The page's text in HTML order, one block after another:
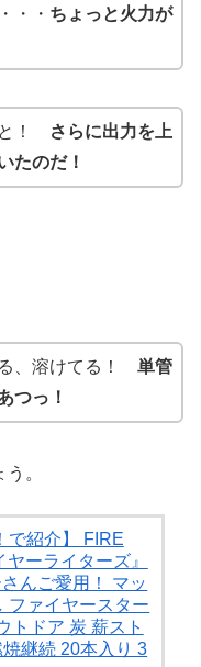
・・ ちょっと火力が
！
さらに出力を上
たのだ！
、溶けてる！ 単管
つっ！
。
で紹介】 FIRE
ーライターズ』
んご愛用！ マッ
ファイヤースター
トドア 炭 薪スト
継続 20本入り 3